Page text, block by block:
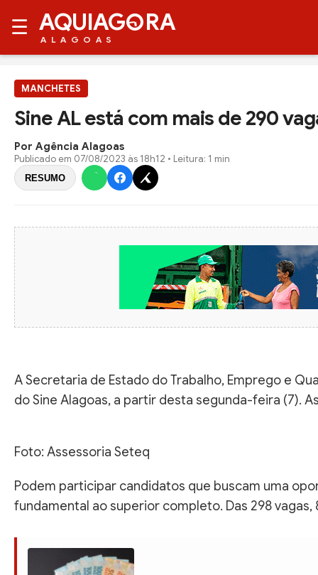
☰ AQUIAG RA
ALAGOAS
MANCHETES
Sine AL está com mais de 290
Por Agência Alagoas
Publicado em 07/08/2023 às 18h12 • Leitura: 1 min
RESUMO
A Secretaria de Estado do Trabalho, Emprego e
do Sine Alagoas, a partir desta segunda-feira (7).
Foto: Assessoria Seteq
Podem participar candidatos que buscam uma
fundamental ao superior completo. Das 298